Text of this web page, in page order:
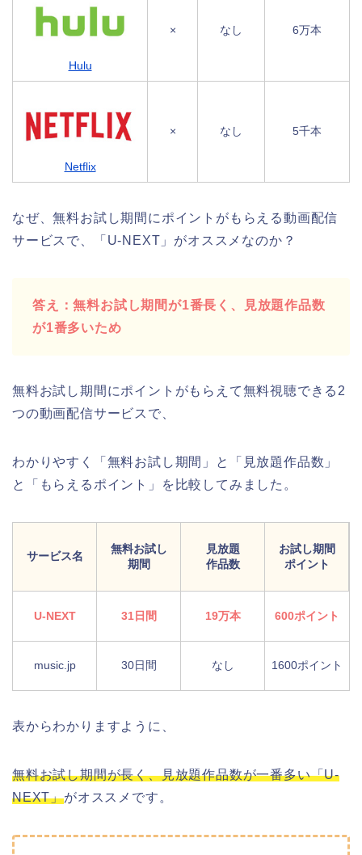
Hulu
× なし 6万本
Netflix
× なし 5千本
なぜ、無料お試し期間にポイントがもらえる動画配信
サービスで、「U-NEXT」がオススメなのか？
答え：無料お試し期間が1番長く、見放題作品数
が1番多いため
無料お試し期間にポイントがもらえて無料視聴できる2
つの動画配信サービスで、
わかりやすく「無料お試し期間」と「見放題作品数」
と「もらえるポイント」を比較してみました。
サービス名
無料お試し
期間
見放題
作品数
お試し期間
ポイント
U-NEXT 31日間 19万本 600ポイント
music.jp 30日間 なし 1600ポイント
表からわかりますように、
無料お試し期間が長く、見放題作品数が一番多い「U-
NEXT」がオススメです。